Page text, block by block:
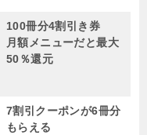
100冊分4割引き券
月額メニューだと最大
50％還元
7割引クーポンが6冊分
もらえる